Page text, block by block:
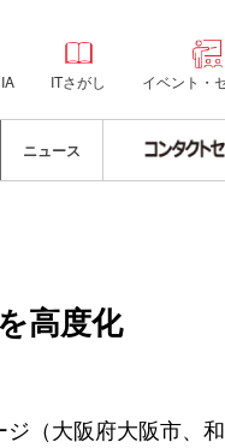
ITさがし イベント・
ニュース
高度化
（大阪府大阪市、